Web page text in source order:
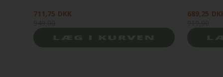
711,75 DKK
689,25